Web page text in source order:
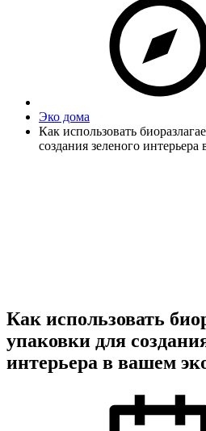
Эко дома
Как использовать
создания зеленого
Как использовать
упаковки для
интерьера в вашем